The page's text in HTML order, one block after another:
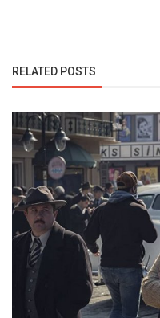
RELATED POSTS